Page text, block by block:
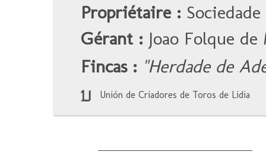
Propriétaire :
Gérant : Joao Folque
Fincas : "Herdade de
Unión de Criadores de Toros de Lidia